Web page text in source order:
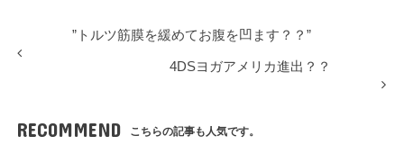
”トルツ筋膜を緩めてお腹を凹ます？？”
4DSヨガアメリカ進出？？
RECOMMEND こちらの記事も人気です。